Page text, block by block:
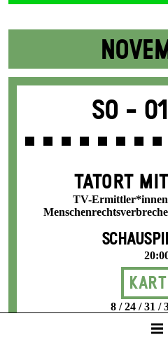
So -
TATORT
TV-
8 / 24 / 31 /